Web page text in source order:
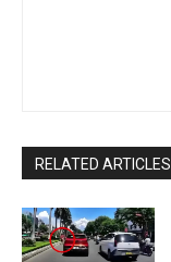
RELATED ARTICLES